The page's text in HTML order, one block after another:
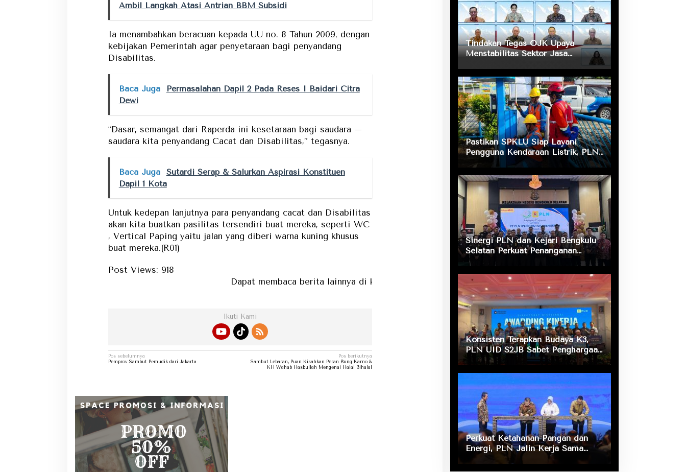
Ambil Langkah Atasi Antrian BBM Subsidi
Ia menambahkan beracuan kepada UU no. 8 Tahun 2009, dengan
kebijakan Pemerintah agar penyetaraan bagi penyandang
Disabilitas.
Baca Juga
Permasalahan Dapil 2 Pada Reses I Baidari Citra
Dewi
“Dasar, semangat dari Raperda ini kesetaraan bagi saudara –
saudara kita penyandang Cacat dan Disabilitas,” tegasnya.
Baca Juga
Sutardi Serap & Salurkan Aspirasi Konstituen
Dapil 1 Kota
Untuk kedepan lanjutnya para penyandang cacat dan Disabilitas
akan kita buatkan pasilitas tersendiri buat mereka, seperti WC
, Vertical Paping yaitu jalan yang diberi warna kuning khusus
buat mereka.(R01)
Post Views: 918
Dapat membaca berita lainnya di kategori berita...
Ikuti Kami
Navigasi
pos
Pos sebelumnya
Pemprov Sambut Pemudik dari Jakarta
Pos berikutnya
Sambut Lebaran, Puan Kisahkan Peran Bung Karno &
KH Wahab Hasbullah Mengenai Halal Bihalal
Tindakan Tegas OJK Upaya
Menstabilitas Sektor Jasa
Sektor Keuangan
Pastikan SPKLU Siap Layani
Pengguna Kendaraan Listrik, PLN
ULP Nusa Indah Lakukan
Daya
Sinergi PLN dan Kejari Bengkulu
Selatan Perkuat Penanganan
Masalah Hukum, Dukung Layanan
Konsisten Terapkan Budaya K3,
PLN UID S2JB Sabet Penghargaan
Zero Accident
Perkuat Ketahanan Pangan dan
Energi, PLN Jalin Kerja Sama
Strategis dengan Kementerian